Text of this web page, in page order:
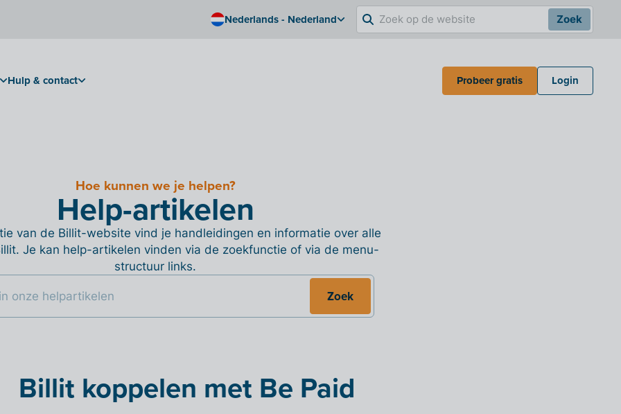
Nederlands - Nederland Zoek
Hulp & contact Probeer gratis Login
Hoe kunnen we je helpen?
Help-artikelen
van de Billit-website vind je handleidingen en informatie over alle
Je kan help-artikelen vinden via de zoekfunctie of via de menu-
structuur links.
Zoek
Billit koppelen met Be Paid